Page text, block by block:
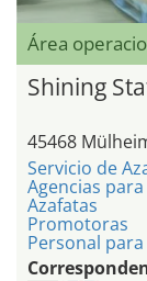
Área
Shining
45468
Servicio de
Agencias
Azafatas
Promotoras
Personal